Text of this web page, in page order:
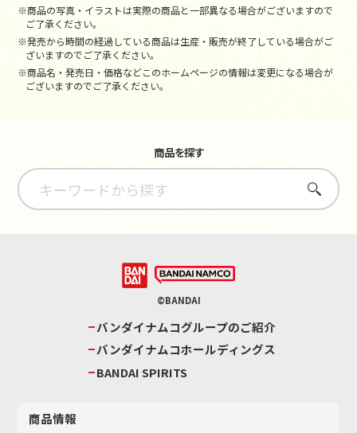
※商品の写真・イラストは実際の商品と一部異なる場合がございますので
ご了承ください。
※発売から時間の経過している商品は生産・販売が終了している場合がご
ざいますのでご了承ください。
※商品名・発売日・価格などこのホームページの情報は変更になる場合が
ございますのでご了承ください。
商品を探す
さがす
©BANDAI
バンダイナムコグループのご紹介
バンダイナムコホールディングス
BANDAI SPIRITS
商品情報